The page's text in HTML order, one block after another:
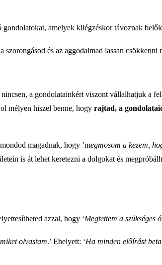
amelyek kilégzéskor távoznak
és az aggodalmad lassan csökkenni
a gondolatainkért viszont vállalhatjuk a
mélyen hiszel benne, hogy rajtad, a
magadnak, hogy ’megmosom a kezem,
is át lehet keretezni a dolgokat és
azzal, hogy ‘Megtettem a szükséges
olvastam.’ Ehelyett: ‘Ha minden előírást